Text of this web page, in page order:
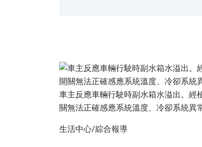
車主反應車輛行駛時副水箱水溢出。經
關無法正確感應系統溫度、冷卻系統異
生活中心/綜合報導